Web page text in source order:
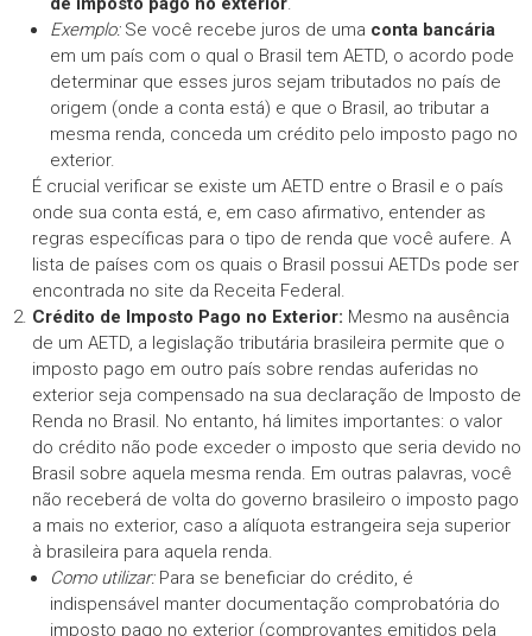
Exemplo:Se você recebe juros de uma conta bancária
em um país com o qual o Brasil tem AETD, o acordo pode
determinar que esses juros sejam tributados no país de
origem (onde a conta está) e que o Brasil, ao tributar a
mesma renda, conceda um crédito pelo imposto pago no
exterior.
É crucial verificar se existe um AETD entre o Brasil e o país
onde sua conta está, e, em caso afirmativo, entender as
regras específicas para o tipo de renda que você aufere. A
lista de países com os quais o Brasil possui AETDs pode ser
encontrada no site da Receita Federal.
Crédito de Imposto Pago no Exterior: Mesmo na ausência
de um AETD, a legislação tributária brasileira permite que o
imposto pago em outro país sobre rendas auferidas no
exterior seja compensado na sua declaração de Imposto de
Renda no Brasil. No entanto, há limites importantes: o valor
do crédito não pode exceder o imposto que seria devido no
Brasil sobre aquela mesma renda. Em outras palavras, você
não receberá de volta do governo brasileiro o imposto pago
a mais no exterior, caso a alíquota estrangeira seja superior
à brasileira para aquela renda.
Como utilizar:Para se beneficiar do crédito, é
indispensável manter documentação comprobatória do
imposto pago no exterior (comprovantes emitidos pela